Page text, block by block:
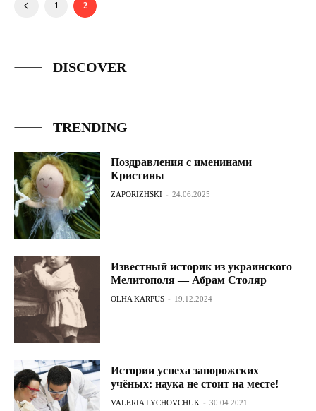
1 2
DISCOVER
TRENDING
Поздравления с именинами
Кристины
ZAPORIZHSKI - 24.06.2025
Известный историк из украинского
Мелитополя — Абрам Столяр
OLHA KARPUS - 19.12.2024
Истории успеха запорожских
учёных: наука не стоит на месте!
VALERIA LYCHOVCHUK - 30.04.2021